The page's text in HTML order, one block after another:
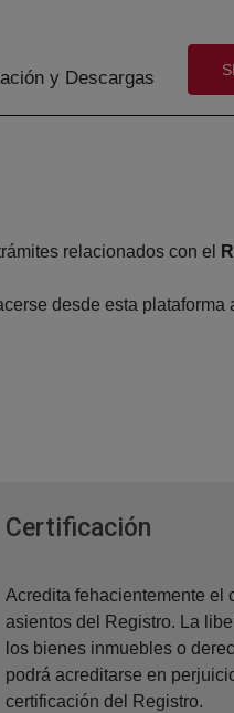
y Descargas
relacionados con el
desde esta plataforma
Certificación
Acredita fehacientemente el
asientos del Registro. La
los bienes inmuebles o
podrá acreditarse en
certificación del Registro.